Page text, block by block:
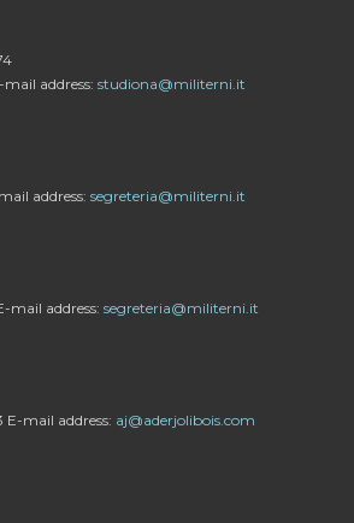
address: studiona@militerni.it
address: segreteria@militerni.it
mail address: segreteria@militerni.it
E-mail address: aj@aderjolibois.com